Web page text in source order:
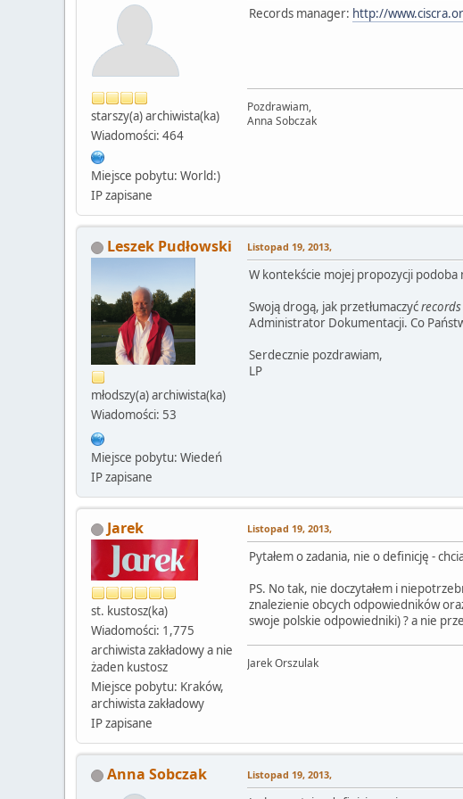
starszy(a) archiwista(ka)
Wiadomości: 464
Miejsce pobytu: World:)
IP zapisane
Records manager: http://
Pozdrawiam,
Anna Sobczak
Leszek Pudłowski
młodszy(a) archiwista(ka)
Wiadomości: 53
Miejsce pobytu: Wiedeń
IP zapisane
Listopad 19, 2013,
W kontekście mojej propozycji podoba
Swoją drogą, jak przetłumaczyć
Administrator Dokumentacji. Co
Serdecznie pozdrawiam,
LP
Jarek
st. kustosz(ka)
Wiadomości: 1,775
archiwista zakładowy a nie
żaden kustosz
Miejsce pobytu: Kraków,
archiwista zakładowy
IP zapisane
Listopad 19, 2013,
Pytałem o zadania, nie o definicję -
PS. No tak, nie doczytałem i
znalezienie obcych odpowiedników
swoje polskie odpowiedniki) ? a nie
Jarek Orszulak
Anna Sobczak Listopad 19, 2013,